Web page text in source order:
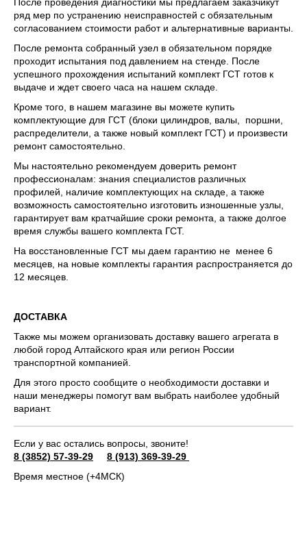
ряд мер по устранению неисправностей с обязательным
согласованием стоимости работ и альтернативные варианты.
После ремонта собранный узел в обязательном порядке
проходит испытания под давлением на стенде. После
успешного прохождения испытаний комплект ГСТ готов к
выдаче и ждет своего часа на нашем складе.
Кроме того, в нашем магазине вы можете купить
комплектующие для ГСТ (блоки цилиндров, валы, поршни,
распределители, а также новый комплект ГСТ) и произвести
ремонт самостоятельно.
Мы настоятельно рекомендуем доверить ремонт
профессионалам: знания специалистов различных
профилей, наличие комплектующих на складе, а также
возможность самостоятельно изготовить изношенные узлы,
гарантирует вам кратчайшие сроки ремонта, а также долгое
время службы вашего комплекта ГСТ.
На восстановленные ГСТ мы даем гарантию не менее 6
месяцев, на новые комплекты гарантия распространяется до
12 месяцев.
ДОСТАВКА
Также мы можем организовать доставку вашего агрегата в
любой город Алтайского края или регион России
транспортной компанией.
Для этого просто сообщите о необходимости доставки и
наши менеджеры помогут вам выбрать наиболее удобный
вариант.
Если у вас остались вопросы, звоните!
8 (3852) 57-39-29
8 (913) 369-39-29
Время местное (+4МСК)